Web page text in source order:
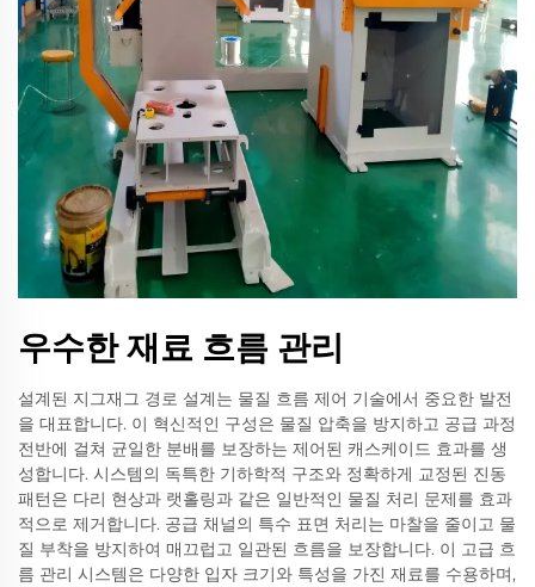
우수한 재료 흐름 관리
설계된 지그재그 경로 설계는 물질 흐름 제어 기술에서 중요한 발전
을 대표합니다. 이 혁신적인 구성은 물질 압축을 방지하고 공급 과정
전반에 걸쳐 균일한 분배를 보장하는 제어된 캐스케이드 효과를 생
성합니다. 시스템의 독특한 기하학적 구조와 정확하게 교정된 진동
패턴은 다리 현상과 랫홀링과 같은 일반적인 물질 처리 문제를 효과
적으로 제거합니다. 공급 채널의 특수 표면 처리는 마찰을 줄이고 물
질 부착을 방지하여 매끄럽고 일관된 흐름을 보장합니다. 이 고급 흐
름 관리 시스템은 다양한 입자 크기와 특성을 가진 재료를 수용하며,